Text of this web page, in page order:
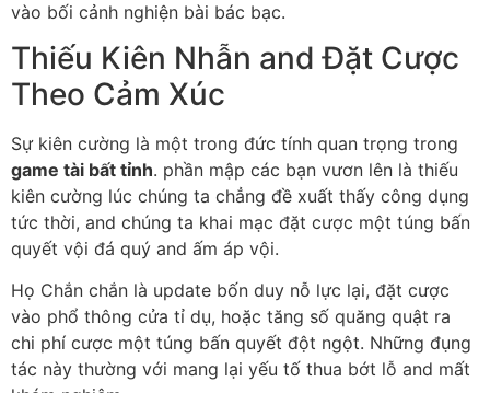
vào bối cảnh nghiện bài bác bạc.
Thiếu Kiên Nhẫn and Đặt Cược
Theo Cảm Xúc
Sự kiên cường là một trong đức tính quan trọng trong
game tài bất tỉnh. phần mập các bạn vươn lên là thiếu
kiên cường lúc chúng ta chẳng đề xuất thấy công dụng
tức thời, and chúng ta khai mạc đặt cược một túng bấn
quyết vội đá quý and ấm áp vội.
Họ Chắn chắn là update bốn duy nỗ lực lại, đặt cược
vào phổ thông cửa tỉ dụ, hoặc tăng số quăng quật ra
chi phí cược một túng bấn quyết đột ngột. Những đụng
tác này thường với mang lại yếu tố thua bớt lỗ and mất